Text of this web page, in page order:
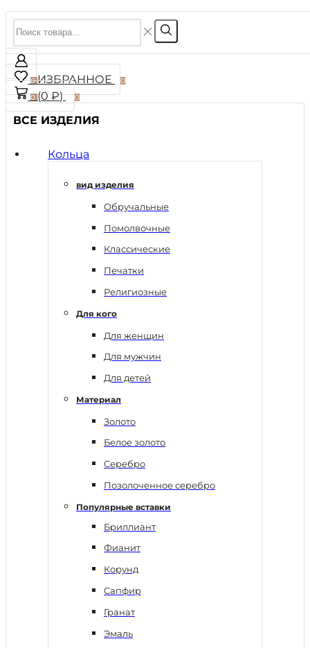
0ИЗБРАННОЕ 0
0(0₽) 0
ВСЕ ИЗДЕЛИЯ
Кольца
вид изделия
Обручальные
Помолвочные
Классические
Печатки
Религиозные
Для кого
Для женщин
Для мужчин
Для детей
Материал
Золото
Белое золото
Серебро
Позолоченное серебро
Популярные вставки
Бриллиант
Фианит
Корунд
Сапфир
Гранат
Эмаль